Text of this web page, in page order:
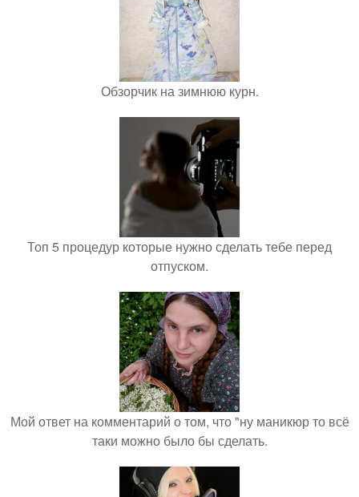
Обзорчик на зимнюю курн.
Топ 5 процедур которые нужно сделать тебе перед
отпуском.
Мой ответ на комментарий о том, что "ну маникюр то всё
таки можно было бы сделать.